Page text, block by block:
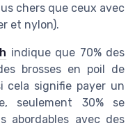
chers que ceux avec
et nylon).
indique que 70% des
brosses en poil de
cela signifie payer un
seulement 30% se
abordables avec des